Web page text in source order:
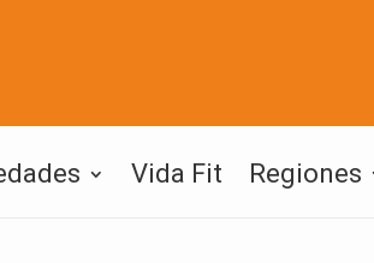
Vida Fit Regiones